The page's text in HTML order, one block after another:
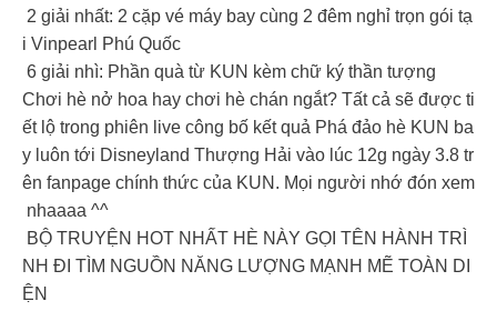
2 giải nhất: 2 cặp vé máy bay cùng 2 đêm nghỉ trọn gói tạ
i Vinpearl Phú Quốc
6 giải nhì: Phần quà từ KUN kèm chữ ký thần tượng
Chơi hè nở hoa hay chơi hè chán ngắt? Tất cả sẽ được ti
ết lộ trong phiên live công bố kết quả Phá đảo hè KUN ba
y luôn tới Disneyland Thượng Hải vào lúc 12g ngày 3.8 tr
ên fanpage chính thức của KUN. Mọi người nhớ đón xem
nhaaaa ^^
BỘ TRUYỆN HOT NHẤT HÈ NÀY GỌI TÊN HÀNH TRÌ
NH ĐI TÌM NGUỒN NĂNG LƯỢNG MẠNH MẼ TOÀN DI
ỆN️